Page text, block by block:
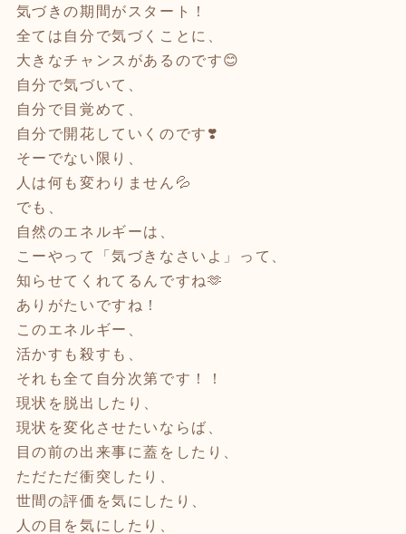
気づきの期間がスタート！
全ては自分で気づくことに、
大きなチャンスがあるのです😊
自分で気づいて、
自分で目覚めて、
自分で開花していくのです❣️
そーでない限り、
人は何も変わりません💦
でも、
自然のエネルギーは、
こーやって「気づきなさいよ」って、
知らせてくれてるんですね🫶
ありがたいですね！
このエネルギー、
活かすも殺すも、
それも全て自分次第です！！
現状を脱出したり、
現状を変化させたいならば、
目の前の出来事に蓋をしたり、
ただただ衝突したり、
世間の評価を気にしたり、
人の目を気にしたり、